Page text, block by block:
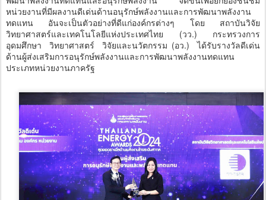
หน่วยงานที่มีผลงานดีเด่นด้านอนุรักษ์พลังงานและการพัฒนาพลังงาน
ทดแทน อันจะเป็นตัวอย่างที่ดีแก่องค์กรต่างๆ โดย สถาบันวิจัย
วิทยาศาสตร์และเทคโนโลยีแห่งประเทศไทย (วว.) กระทรวงการ
อุดมศึกษา วิทยาศาสตร์ วิจัยและนวัตกรรม (อว.) ได้รับรางวัลดีเด่น
ด้านผู้ส่งเสริมการอนุรักษ์พลังงานและการพัฒนาพลังงานทดแทน
ประเภทหน่วยงานภาครัฐ